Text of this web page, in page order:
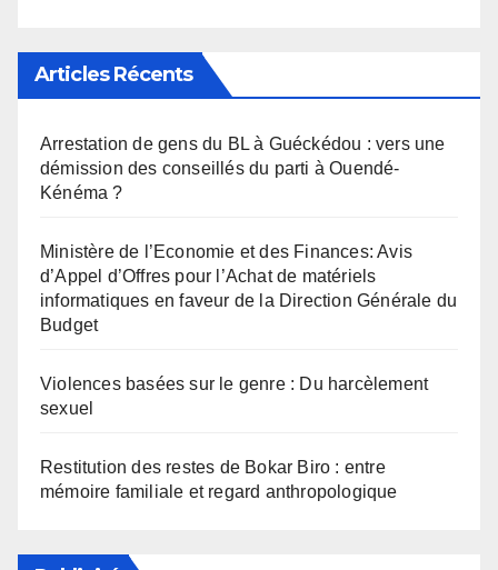
Articles Récents
Arrestation de gens du BL à Guéckédou : vers une
démission des conseillés du parti à Ouendé-
Kénéma ?
Ministère de l’Economie et des Finances: Avis
d’Appel d’Offres pour l’Achat de matériels
informatiques en faveur de la Direction Générale du
Budget
Violences basées sur le genre : Du harcèlement
sexuel
Restitution des restes de Bokar Biro : entre
mémoire familiale et regard anthropologique